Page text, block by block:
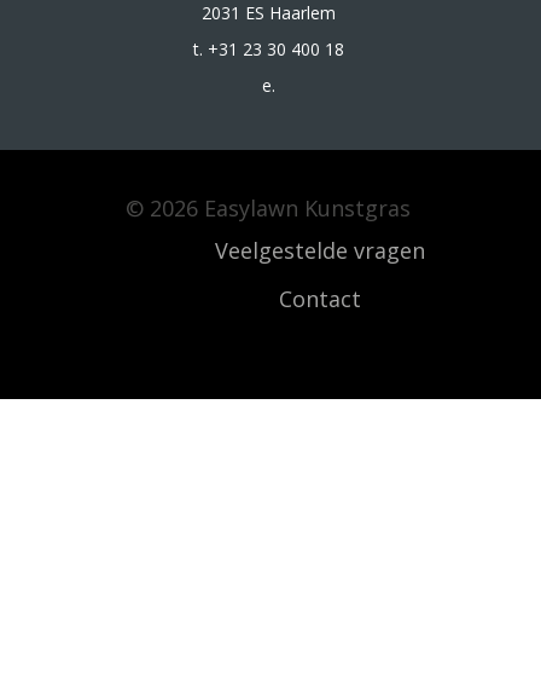
2031 ES Haarlem
t. +31 23 30 400 18
e.
© 2026 Easylawn Kunstgras
Veelgestelde vragen
Contact